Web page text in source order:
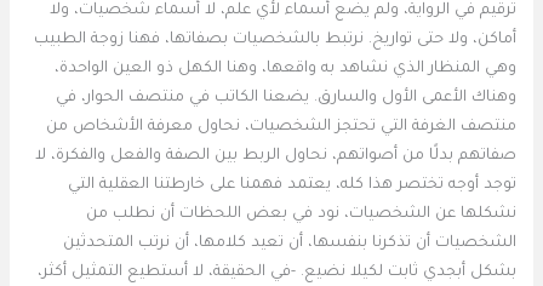
ترقيم في الرواية، ولم يضع أسماء لأي علم، لا أسماء شخصيات، ولا
أماكن، ولا حتى تواريخ. نرتبط بالشخصيات بصفاتها، فهنا زوجة الطبيب
وهي المنظار الذي نشاهد به واقعها، وهنا الكهل ذو العين الواحدة،
وهناك الأعمى الأول والسارق. يضعنا الكاتب في منتصف الحوار، في
منتصف الغرفة التي تحتجز الشخصيات، نحاول معرفة الأشخاص من
صفاتهم بدلًا من أصواتهم، نحاول الربط بين الصفة والفعل والفكرة، لا
توجد أوجه تختصر هذا كله، يعتمد فهمنا على خارطتنا العقلية التي
نشكلها عن الشخصيات، نود في بعض اللحظات أن نطلب من
الشخصيات أن تذكرنا بنفسها، أن تعيد كلامها، أن نرتب المتحدثين
بشكل أبجدي ثابت لكيلا نضيع. -في الحقيقة، لا أستطيع التمثيل أكثر،